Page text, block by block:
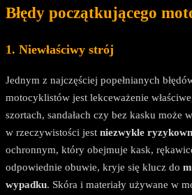
Błędy początkującego
1. Niewłaściwy strój
Jednym z najczęściej popełnianych
motocyklistów jest lekceważenie
szortach, sandałach czy bez kasku może
w rzeczywistości jest niezwykle
ochronnym, który obejmuje kask,
odpowiednie obuwie, kryje się klucz do
wypadku. Skóra i materiały używane w